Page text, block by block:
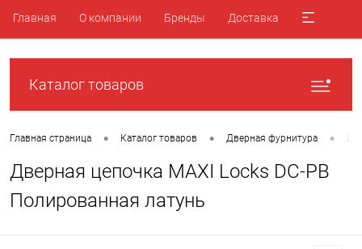
Главная О компании Бренды Доставка
Каталог товаров
Главная страница • Каталог товаров • Дверная фурнитура •
Дверная цепочка MAXI Locks DC-PB
Полированная латунь